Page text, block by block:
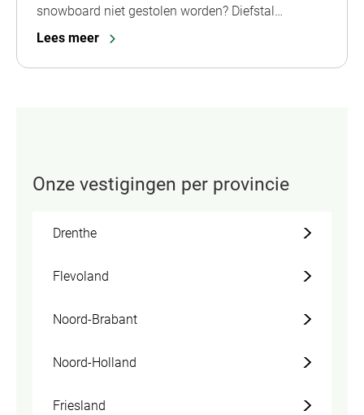
snowboard niet gestolen worden? Diefstal…
Lees meer
Onze vestigingen per provincie
Drenthe
Flevoland
Noord-Brabant
Noord-Holland
Friesland